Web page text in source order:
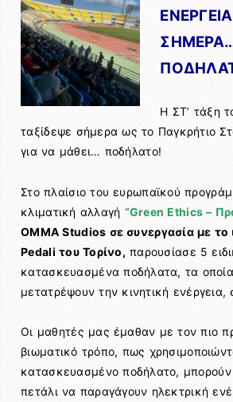
Η ΣΤ’ τάξη
ταξίδεψε σήμερα ως το Παγκρήτιο
για να μάθει… ποδήλατο!
Στο πλαίσιο του ευρωπαϊκού
κλιματική αλλαγή “Green Ethics –
OMMA Studios σε συνεργασία με το
Pedali του Τορίνο, παρουσίασε 5
κατασκευασμένα ποδήλατα, τα
μετατρέψουν την κινητική ενέργεια,
Οι μαθητές μας έμαθαν με τον πιο
βιωματικό τρόπο, πως
κατασκευασμένο ποδήλατο,
πετάλι να παραγάγουν ηλεκτρική